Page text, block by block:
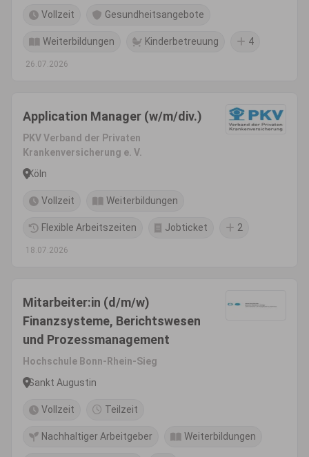
Vollzeit Gesundheitsangebote
Weiterbildungen Kinderbetreuung 4
26.07.2026
Application Manager (w/m/div.)
PKV Verband der Privaten
Krankenversicherung e. V.
Köln
Vollzeit Weiterbildungen
Flexible Arbeitszeiten Jobticket 2
18.07.2026
Mitarbeiter:in (d/m/w)
Finanzsysteme, Berichtswesen
und Prozessmanagement
Hochschule Bonn-Rhein-Sieg
Sankt Augustin
Vollzeit Teilzeit
Nachhaltiger Arbeitgeber Weiterbildungen